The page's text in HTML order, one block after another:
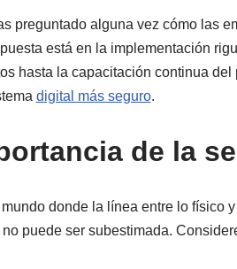
preguntado alguna vez cómo las
está en la implementación
hasta la capacitación continua
digital más seguro.
de la
mundo donde la línea entre lo físico
puede ser subestimada.